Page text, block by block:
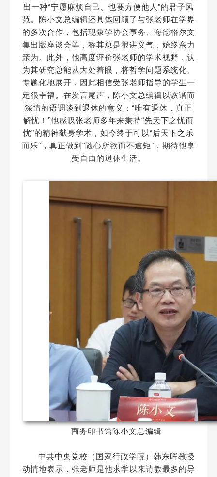
出一种“宁愿麻烦自己、也要方便他人”的君子风
范。陈小文总编辑还具体回顾了与张老师在学界
的多次合作，包括现象学协会事务、海德格尔文
集出版座谈会等，称其总是很讲义气，始终亲力
亲为。此外，他高度评价张老师的学术视野，认
为其研究总能从大处着眼，将哲学问题系统化、
专题化地展开，因此相信受张老师指导的学生一
定很幸福。在发言尾声，陈小文总编辑以诙谐而
深情的语调谈到退休的意义：“唯有退休，真正
解忧！”他感叹张老师多年来秉持“先天下之忧而
忧”的精神献身学术，如今终于可以“后天下之乐
而乐”，真正做到“随心所欲而不逾矩”，期待他享
受自由的退休生活。
商务印书馆陈小文总编辑
中共中央党校（国家行政学院）韩东晖教授
动情地表示，张老师是他求学以来请教最多的导